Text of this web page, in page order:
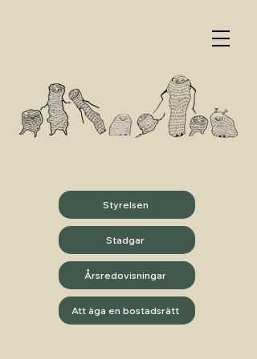
Styrelsen
Stadgar
Årsredovisningar
Att äga en bostadsrätt